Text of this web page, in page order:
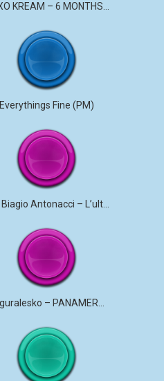
Everythings Fine (PM)